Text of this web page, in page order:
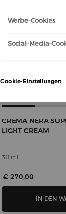
CREMA NERA
LIGHT CREAM
30 ml
€ 270,00
IN DEN
Werbe-Cookies
Social-Media-
Cookie-Einstellungen